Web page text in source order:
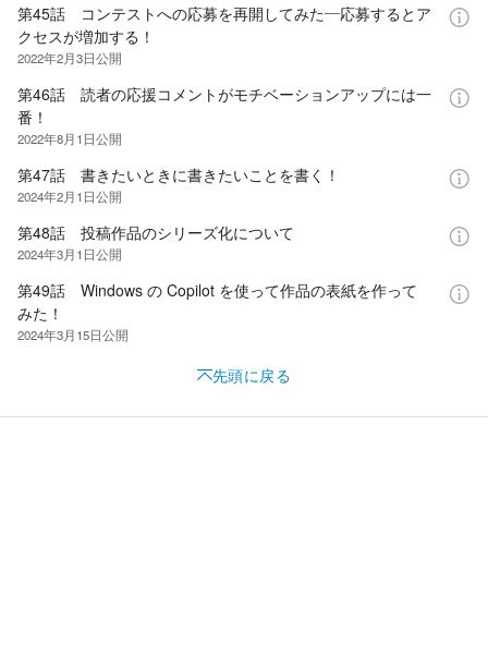
第45話 コンテストへの応募を再開してみた―応募するとア
クセスが増加する！
2022年2月3日公開
第46話 読者の応援コメントがモチベーションアップには一
番！
2022年8月1日公開
第47話 書きたいときに書きたいことを書く！
2024年2月1日公開
第48話 投稿作品のシリーズ化について
2024年3月1日公開
第49話 Windows の Copilot を使って作品の表紙を作って
みた！
2024年3月15日公開
先頭に戻る